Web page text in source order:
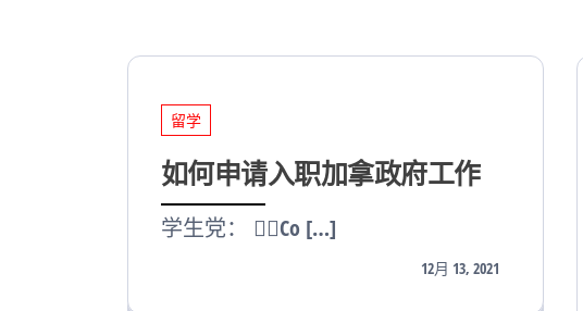
留学
如何申请入职加拿政府工作
学生党： 👉🏻Co […]
12月 13, 2021